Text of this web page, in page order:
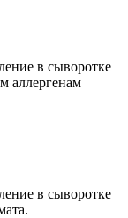
в сыворотке
аллергенам
в сыворотке